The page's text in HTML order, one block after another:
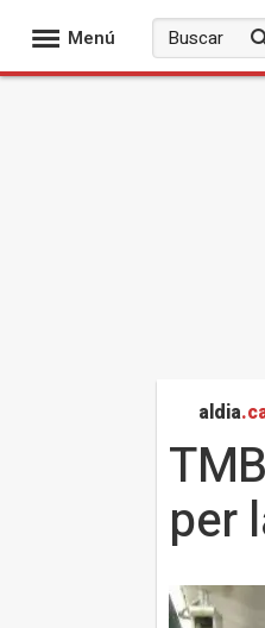
Menú
aldia
per